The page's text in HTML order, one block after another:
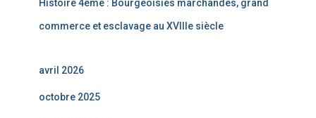
Histoire 4ème : Bourgeoisies marchandes, grand
commerce et esclavage au XVIIIe siècle
avril 2026
octobre 2025